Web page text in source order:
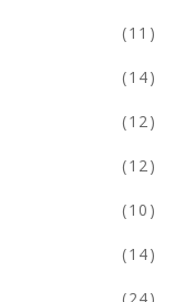
(11)
(14)
(12)
(12)
(10)
(14)